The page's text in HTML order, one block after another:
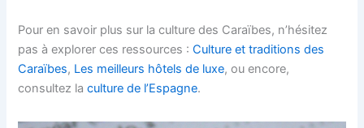
Pour en savoir plus sur la culture des Caraïbes, n’hésitez
pas à explorer ces ressources :Culture et traditions des
Caraïbes, Les meilleurs hôtels de luxe, ou encore,
consultez laculture de l’Espagne.